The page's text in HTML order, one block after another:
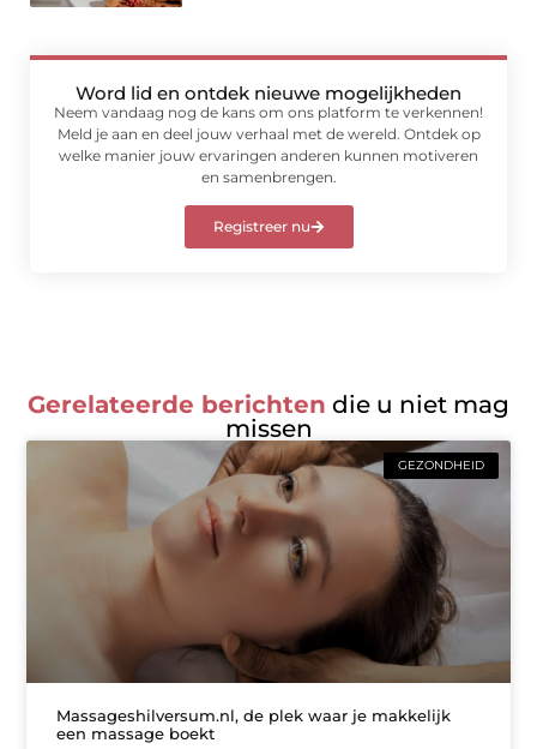
Word lid en ontdek nieuwe mogelijkheden
Neem vandaag nog de kans om ons platform te verkennen!
Meld je aan en deel jouw verhaal met de wereld. Ontdek op
welke manier jouw ervaringen anderen kunnen motiveren
en samenbrengen.
Registreer nu
Gerelateerde berichten die u niet mag
missen
GEZONDHEID
Massageshilversum.nl, de plek waar je makkelijk
een massage boekt